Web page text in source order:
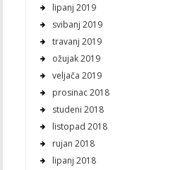
lipanj 2019
svibanj 2019
travanj 2019
ožujak 2019
veljača 2019
prosinac 2018
studeni 2018
listopad 2018
rujan 2018
lipanj 2018